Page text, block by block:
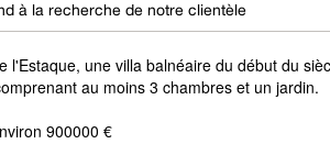
à la recherche de notre clientèle
l'Estaque, une villa balnéaire du début du
au moins 3 chambres et un jardin.
900000 €